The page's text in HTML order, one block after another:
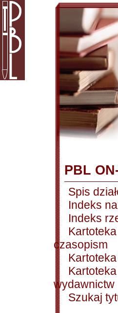
PBL
Spis
Indeks
Indeks
Kartoteka
czasopism
Kartoteka
wydawnictw
Szukaj